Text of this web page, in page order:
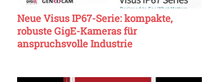
Neue Visus IP67-Serie: kompakte,
robuste GigE-Kameras für
anspruchsvolle Industrie